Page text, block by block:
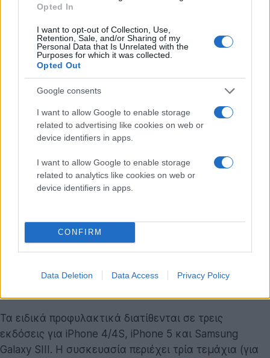
Opted In
I want to opt-out of Collection, Use,
Retention, Sale, and/or Sharing of my
Personal Data that Is Unrelated with the
Purposes for which it was collected.
Opted Out
Google consents
I want to allow Google to enable storage
related to advertising like cookies on web or
device identifiers in apps.
I want to allow Google to enable storage
related to analytics like cookies on web or
device identifiers in apps.
CONFIRM
Data Deletion Data Access Privacy Policy
Αφού τοποθετήσεις το τηλέφωνο σου στο ειδικό
κάλυμμα, αυτό ασφαλίζει μέσω ειδικής ταινίας και η
πλήρως λειτουργική (touchscreen και κλήσεις 100%,
Τα ειδικά προφυλακτικά διατίθενται σε τρεις
εκδόσεις για iPhone 4/4S, iPhone 5 και Samsung
Galaxy SIII. Η συσκευασία περιέχει τρία τεμάχια (για